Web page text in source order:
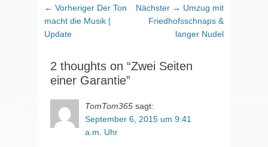
Beitragsnavigation
← Vorheriger Vorheriger
Beitrag:
Der Ton
macht die Musik |
Update
Nächster → Nächster
Beitrag:
Umzug mit
Friedhofsschnaps &
langer Nudel
2 thoughts on “Zwei Seiten
einer Garantie”
TomTom365 sagt:
September 6, 2015 um 9:41
a.m. Uhr